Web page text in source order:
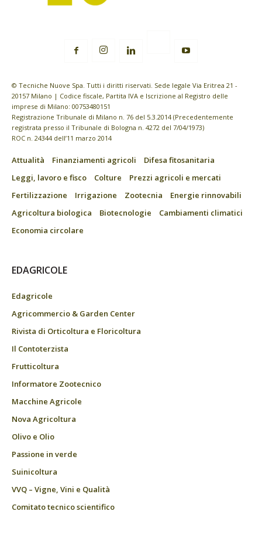
© Tecniche Nuove Spa. Tutti i diritti riservati. Sede legale Via Eritrea 21 -
20157 Milano | Codice fiscale, Partita IVA e Iscrizione al Registro delle
imprese di Milano: 00753480151
Registrazione Tribunale di Milano n. 76 del 5.3.2014 (Precedentemente
registrata presso il Tribunale di Bologna n. 4272 del 7/04/1973)
ROC n. 24344 dell’11 marzo 2014
Attualità Finanziamenti agricoli
Difesa fitosanitaria
Leggi, lavoro e fisco
Colture
Prezzi agricoli e mercati
Fertilizzazione
Irrigazione Zootecnia
Energie rinnovabili
Agricoltura biologica
Biotecnologie
Cambiamenti climatici
Economia circolare
EDAGRICOLE
Edagricole
Agricommercio & Garden Center
Rivista di Orticoltura e Floricoltura
Il Contoterzista
Frutticoltura
Informatore Zootecnico
Macchine Agricole
Nova Agricoltura
Olivo e Olio
Passione in verde
Suinicoltura
VVQ – Vigne, Vini e Qualità
Comitato tecnico scientifico